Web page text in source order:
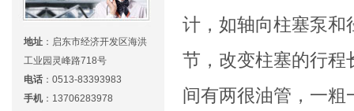
地址 ： 启东市经济开发区海洪
工业园灵峰路718号
电话 ： 0513-83393983
手机： 13706283978
计，如轴向柱塞泵和
节，改变柱塞的行程
间有两很油管，一粗